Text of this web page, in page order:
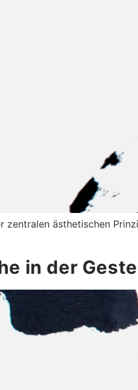
zentralen ästhetischen
in der